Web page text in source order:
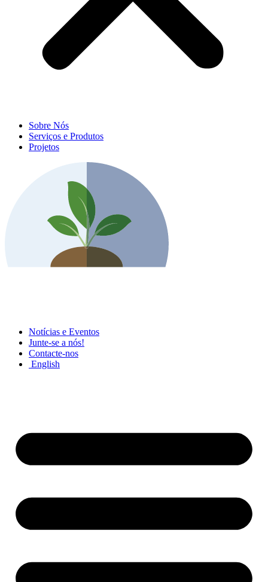
Sobre Nós
Serviços e Produtos
Projetos
Notícias e Eventos
Junte-se a nós!
Contacte-nos
English